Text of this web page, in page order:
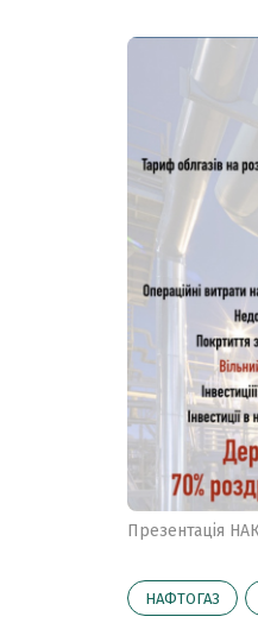
Презентація
НАФТОГАЗ